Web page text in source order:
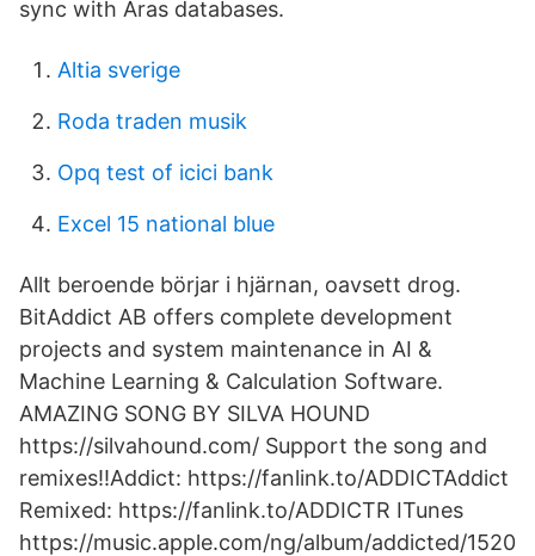
sync with Aras databases.
Altia sverige
Roda traden musik
Opq test of icici bank
Excel 15 national blue
Allt beroende börjar i hjärnan, oavsett drog.
BitAddict AB offers complete development
projects and system maintenance in AI &
Machine Learning & Calculation Software.
AMAZING SONG BY SILVA HOUND
https://silvahound.com/ Support the song and
remixes!!Addict: https://fanlink.to/ADDICTAddict
Remixed: https://fanlink.to/ADDICTR ITunes
https://music.apple.com/ng/album/addicted/1520